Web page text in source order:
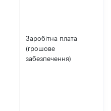
Заробітна плата
(грошове
забезпечення)